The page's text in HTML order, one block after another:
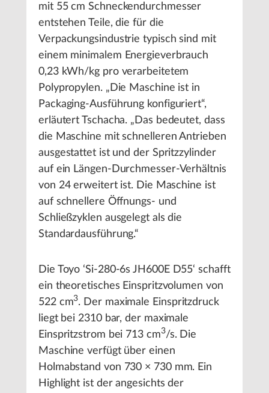
mit 55 cm Schneckendurchmesser
entstehen Teile, die für die
Verpackungsindustrie typisch sind mit
einem minimalem Energieverbrauch
0,23 kWh/kg pro verarbeitetem
Polypropylen. „Die Maschine ist in
Packaging-Ausführung konfiguriert“,
erläutert Tschacha. „Das bedeutet, dass
die Maschine mit schnelleren Antrieben
ausgestattet ist und der Spritzzylinder
auf ein Längen-Durchmesser-Verhältnis
von 24 erweitert ist. Die Maschine ist
auf schnellere Öffnungs- und
Schließzyklen ausgelegt als die
Standardausführung.“
Die Toyo ‘Si-280-6s JH600E D55‘ schafft
ein theoretisches Einspritzvolumen von
522 cm3. Der maximale Einspritzdruck
liegt bei 2310 bar, der maximale
Einspritzstrom bei 713 cm3/s. Die
Maschine verfügt über einen
Holmabstand von 730 × 730 mm. Ein
Highlight ist der angesichts der